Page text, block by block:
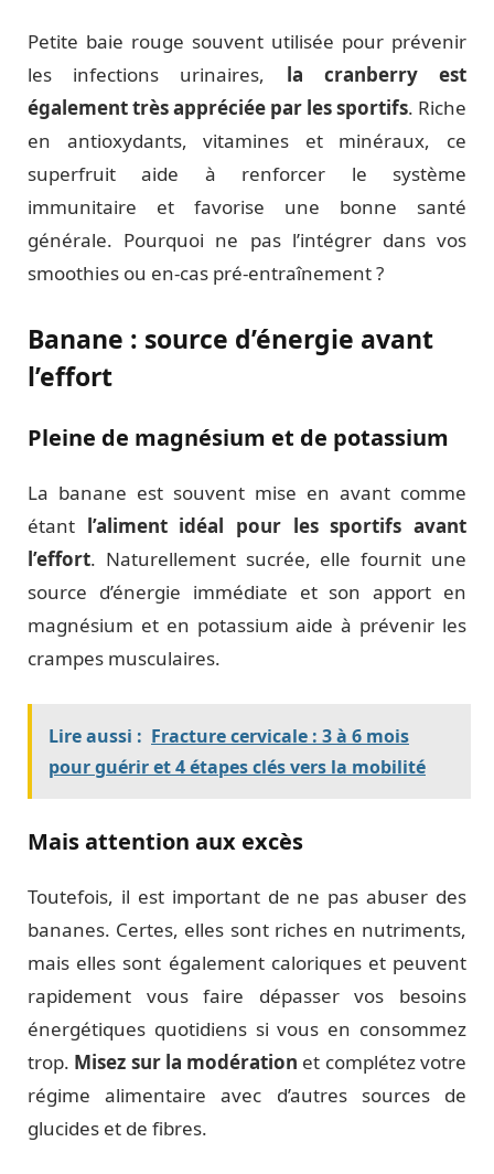
Petite baie rouge souvent utilisée pour prévenir
les infections urinaires, la cranberry est
également très appréciée par les sportifs. Riche
en antioxydants, vitamines et minéraux, ce
superfruit aide à renforcer le système
immunitaire et favorise une bonne santé
générale. Pourquoi ne pas l’intégrer dans vos
smoothies ou en-cas pré-entraînement ?
Banane : source d’énergie avant
l’effort
Pleine de magnésium et de potassium
La banane est souvent mise en avant comme
étant l’aliment idéal pour les sportifs avant
l’effort. Naturellement sucrée, elle fournit une
source d’énergie immédiate et son apport en
magnésium et en potassium aide à prévenir les
crampes musculaires.
Lire aussi : Fracture cervicale : 3 à 6 mois
pour guérir et 4 étapes clés vers la mobilité
Mais attention aux excès
Toutefois, il est important de ne pas abuser des
bananes. Certes, elles sont riches en nutriments,
mais elles sont également caloriques et peuvent
rapidement vous faire dépasser vos besoins
énergétiques quotidiens si vous en consommez
trop. Misez sur la modération et complétez votre
régime alimentaire avec d’autres sources de
glucides et de fibres.